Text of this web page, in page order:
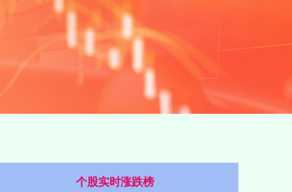
个股实时涨跌榜